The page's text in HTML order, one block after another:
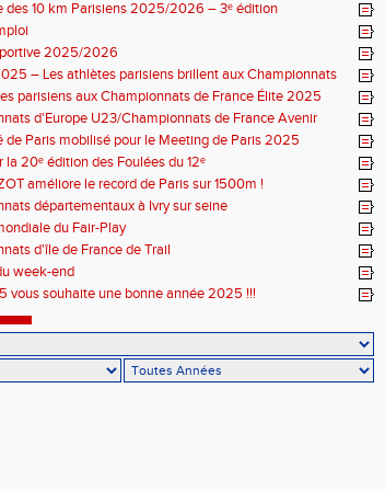
des 10 km Parisiens 2025/2026 – 3ᵉ édition
2025/2026
– Les athlètes parisiens brillent aux Championnats
Éliteparisiens aux Championnats de France Élite 2025
d'Europe U23/Championnats de France Avenir
de Paris mobilisé pour le Meeting de Paris 2025
la 20ᵉ édition des Foulées du 12ᵉ
améliore le record de Paris sur 1500m !
départementaux à Ivry sur seine
du Fair-Play
d'île de France de Trail
week-end
vous souhaite une bonne année 2025 !!!